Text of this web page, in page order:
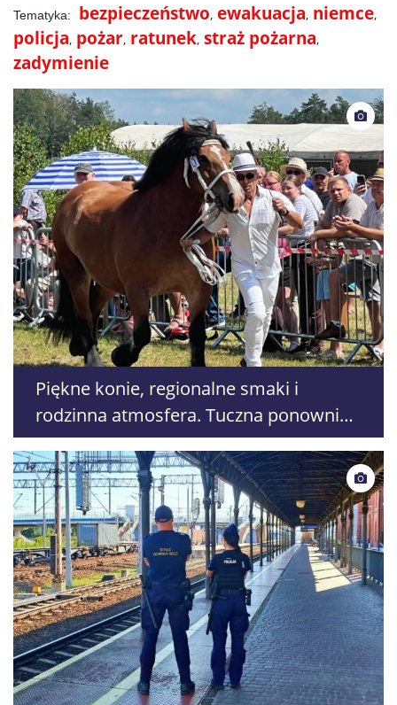
bezpieczeństwo ewakuacja niemce
policja pożar ratunek straż pożarna
zadymienie
Piękne konie, regionalne smaki i
rodzinna atmosfera. Tuczna ponownie
przyciąga tłumy